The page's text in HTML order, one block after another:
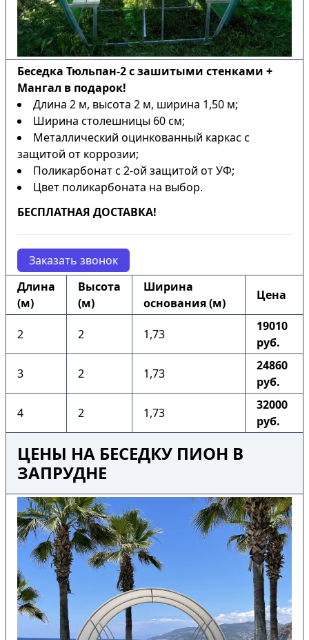
Беседка Тюльпан-2 с зашитыми стенками +
Мангал в подарок!
Длина 2 м, высота 2 м, ширина 1,50 м;
Ширина столешницы 60 см;
Металлический оцинкованный каркас с
защитой от коррозии;
Поликарбонат с 2-ой защитой от УФ;
Цвет поликарбоната на выбор.
БЕСПЛАТНАЯ ДОСТАВКА!
Заказать звонок
Длина
(м)
Высота
(м)
Ширина
основания (м)
Цена
2 2 1,73
19010
руб.
3 2 1,73
24860
руб.
4 2 1,73
32000
руб.
ЦЕНЫ НА БЕСЕДКУ ПИОН В
ЗАПРУДНЕ